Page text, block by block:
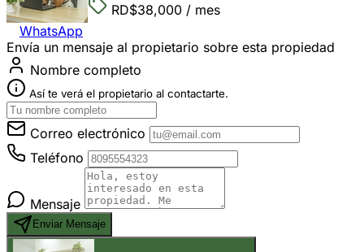
RD$38,000 / mes
WhatsApp
Envía un mensaje al propietario sobre esta propiedad
Nombre completo
Así te verá el propietario al contactarte.
Correo electrónico
Teléfono
Mensaje
Enviar Mensaje